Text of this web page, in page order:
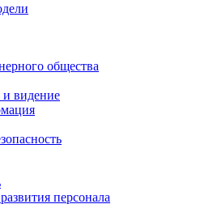
общества
видение
персонала